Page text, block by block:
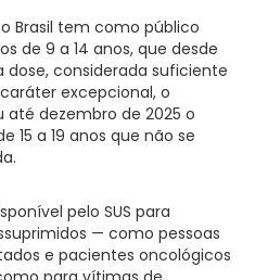
Brasil tem como público
de 9 a 14 anos, que desde
considerada suficiente
excepcional, o
até dezembro de 2025 o
15 a 19 anos que não se
pelo SUS para
— como pessoas
e pacientes oncológicos